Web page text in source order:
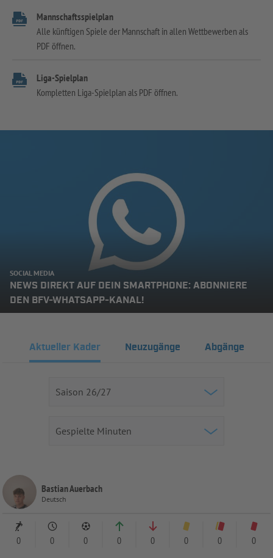
Mannschaftsspielplan
Alle künftigen Spiele der Mannschaft in allen Wettbewerben als
PDF öffnen.
Liga-Spielplan
Kompletten Liga-Spielplan als PDF öffnen.
SOCIAL MEDIA
NEWS DIREKT AUF DEIN SMARTPHONE: ABONNIERE
DEN BFV-WHATSAPP-KANAL!
Aktueller Kader Neuzugänge Abgänge
Bastian Auerbach
Deutsch
0 0 0 0 0 0 0 0